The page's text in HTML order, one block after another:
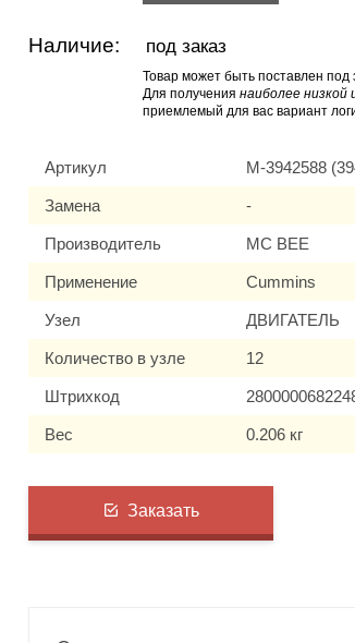
Наличие: под заказ
Товар может быть поставлен под
Для получениянаиболее низкой
приемлемый для вас вариант
Артикул M-3942588
Замена -
Производитель MC BEE
Применение Cummins
Узел ДВИГАТЕЛЬ
Количество в узле 12
Штрихкод
Вес 0.206 кг
Заказать